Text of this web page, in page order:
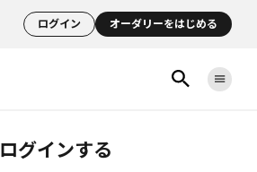
ログイン オーダリーをはじめる
ログインする